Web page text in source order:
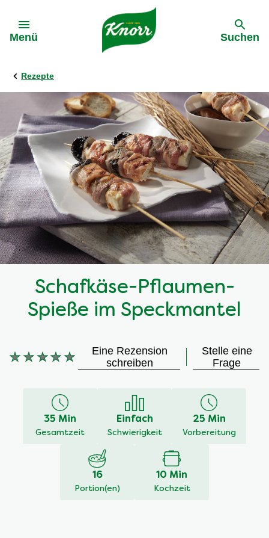
Menü Suchen
Rezepte
Schafkäse-Pflaumen-
Spieße im Speckmantel
Keine
abgegeben
Eine Rezension
schreiben
Stelle eine
Frage
35 Min
Gesamtzeit
Einfach
Schwierigkeit
25 Min
Vorbereitung
16
Portion(en)
10 Min
Kochzeit